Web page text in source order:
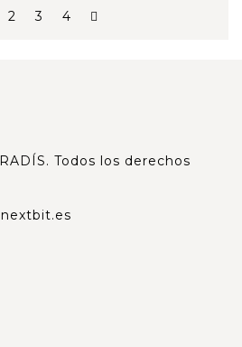
2 3 4
Todos los derechos